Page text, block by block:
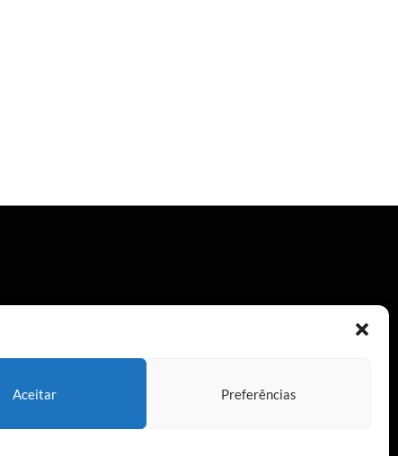
Aceitar Preferências